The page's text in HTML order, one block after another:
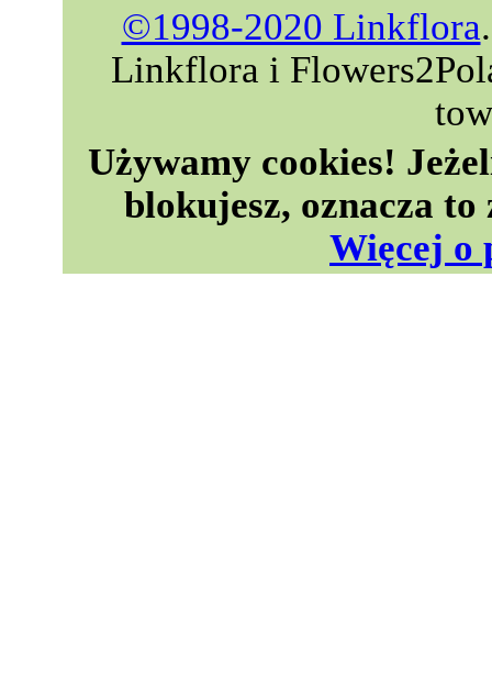
©1998-2020 Linkflora
Linkflora i
Używamy cookies!
blokujesz, oznacza
Więcej o